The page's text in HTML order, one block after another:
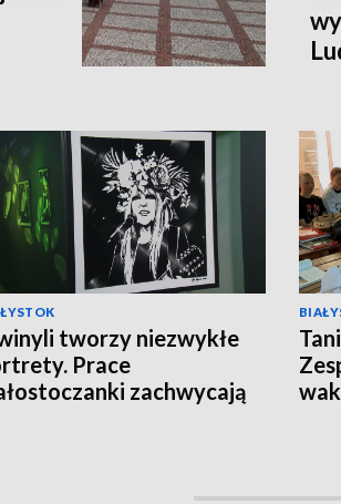
tworzy niezwykłe
Prace
zachwycają